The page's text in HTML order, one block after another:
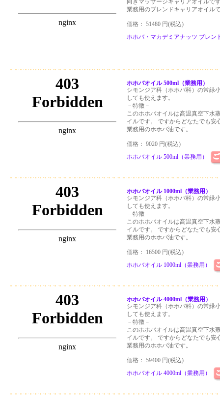
向きマッサージキャリアオイルで
業務用のブレンドキャリアオイル
価格： 51480 円(税込)
ホホバ・マカデミアナッツ ブレン
ホホバオイル 500ml（業務用）
シモンジア科（ホホバ科）の常緑
しても使えます。
－特徴－
このホホバオイルは高温真空下水
イルです。 ですからどなたでも安
業務用のホホバ油です。
価格： 9020 円(税込)
ホホバオイル 500ml（業務用）
ホホバオイル 1000ml（業務用）
シモンジア科（ホホバ科）の常緑
しても使えます。
－特徴－
このホホバオイルは高温真空下水
イルです。 ですからどなたでも安
業務用のホホバ油です。
価格： 16500 円(税込)
ホホバオイル 1000ml（業務用）
ホホバオイル 4000ml（業務用）
シモンジア科（ホホバ科）の常緑
しても使えます。
－特徴－
このホホバオイルは高温真空下水
イルです。 ですからどなたでも安
業務用のホホバ油です。
価格： 59400 円(税込)
ホホバオイル 4000ml（業務用）